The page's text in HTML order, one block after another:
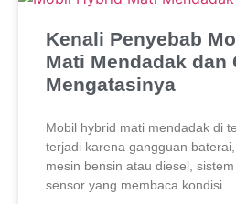
Kenali Penyebab
Mati Mendadak dan
Mengatasinya
Mobil hybrid mati mendadak di
terjadi karena gangguan baterai,
mesin bensin atau diesel,
sensor yang membaca kondisi